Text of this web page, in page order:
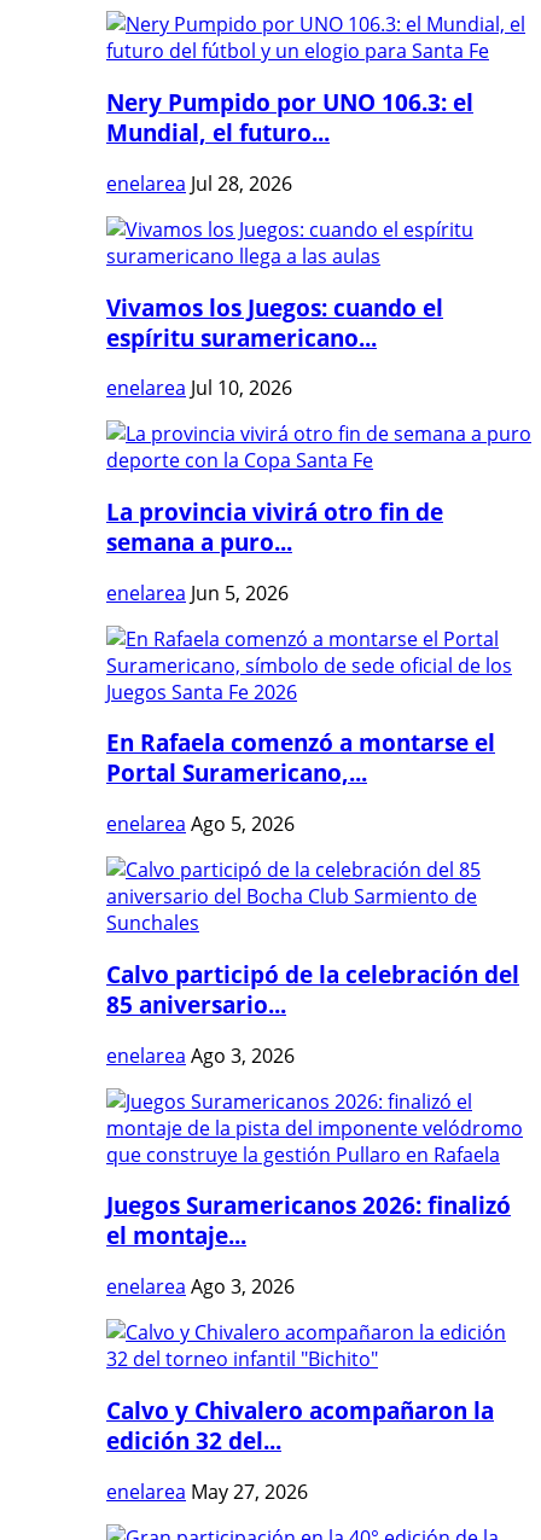
Nery Pumpido por UNO 106.3: el
Mundial, el futuro...
enelarea Jul 28, 2026
Vivamos los Juegos: cuando el
espíritu suramericano...
enelarea Jul 10, 2026
La provincia vivirá otro fin de
semana a puro...
enelarea Jun 5, 2026
En Rafaela comenzó a montarse el
Portal Suramericano,...
enelarea Ago 5, 2026
Calvo participó de la celebración del
85 aniversario...
enelarea Ago 3, 2026
Juegos Suramericanos 2026: finalizó
el montaje...
enelarea Ago 3, 2026
Calvo y Chivalero acompañaron la
edición 32 del...
enelarea May 27, 2026